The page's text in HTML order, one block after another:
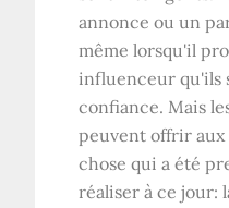
annonce ou un
même lorsqu'il
influenceur qu'ils
confiance. Mais
peuvent offrir aux
chose qui a été
réaliser à ce jour: